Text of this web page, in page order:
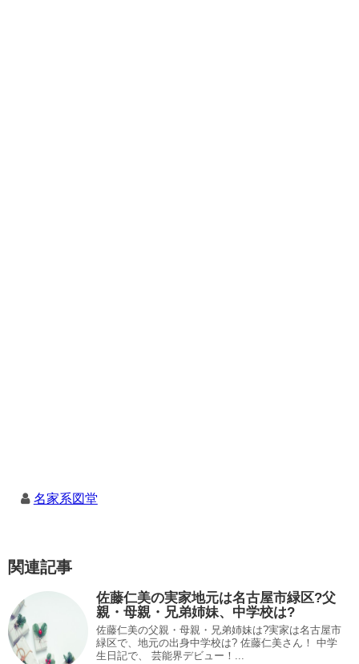
名家系図堂
関連記事
佐藤仁美の実家地元は名古屋市緑区?父
親・母親・兄弟姉妹、中学校は?
佐藤仁美の父親・母親・兄弟姉妹は?実家は名古屋市
緑区で、地元の出身中学校は? 佐藤仁美さん！ 中学
生日記で、 芸能界デビュー！...